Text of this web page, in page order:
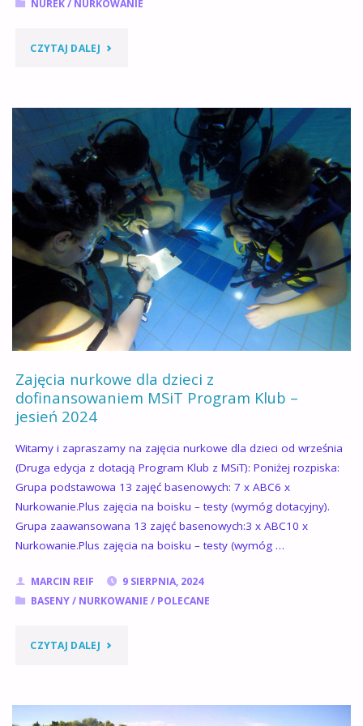
NUREK/ NURKOWANIE
CZYTAJ DALEJ"ZAJĘCIA
DLA
DZIECI
MISJA
PODSTAWY
:)
4
WRZEŚNIA
Zajęcia nurkowe dla dzieci z
dofinansowaniem MSiT Program Klub –
jesień 2024
Witamy i zapraszamy na zajęcia nurkowe dla dzieci od września
(Druga edycja z dotacją Program Klub z MSiT): Poniżej rozpiska:
Grupa podstawowa 13 zajęć basenowych: 7 x ABC6 x
Nurkowanie.Plus zajęcia na boisku – testy (wymóg dotacyjny).
Grupa zaawansowana 13 zajęć basenowych:3 x ABC10 x
Nurkowanie.Plus zajęcia na boisku – testy (wymóg …
MARCIN REIF
9 SIERPNIA, 2024
BASENY/ NURKOWANIE / POLECANE
CZYTAJ DALEJ"ZAJĘCIA
DLA